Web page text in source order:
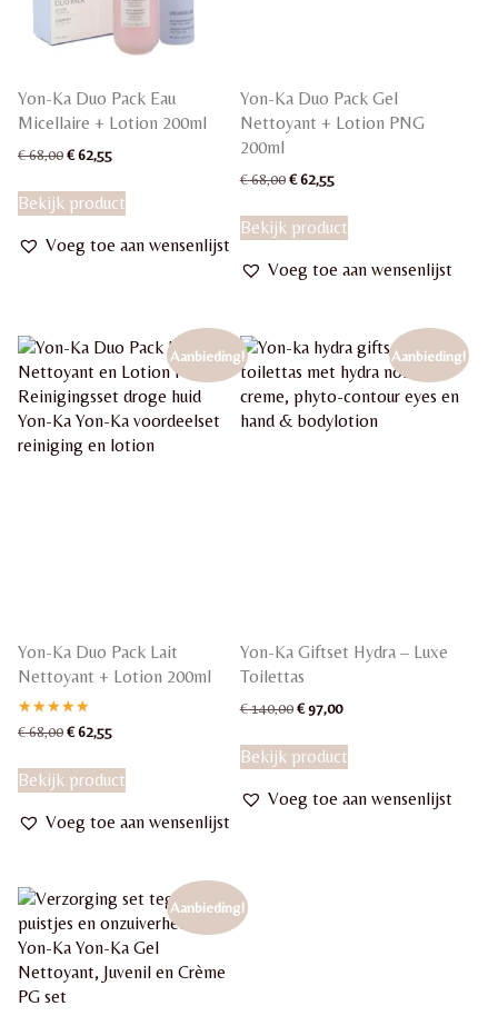
Yon-Ka Duo Pack Eau
Micellaire + Lotion 200ml
€68,00Oorspronkelijke
was:
€ 68,00.
€62,55Huidige
is:
€ 62,55.
Bekijk product
Voeg toe aan wensenlijst
Yon-Ka Duo Pack Gel
Nettoyant + Lotion PNG
200ml
€68,00 Oorspronkelijke
was:
€ 68,00.
€62,55Huidige
is:
€ 62,55.
Bekijk product
Voeg toe aan wensenlijst
Aanbieding!
Yon-Ka Duo Pack Lait
Nettoyant + Lotion 200ml
Gewaardeerd
€68,00Oorspronkelijke
was:
€ 68,00.
€62,55Huidige
is:
€ 62,55.
Bekijk product
Voeg toe aan wensenlijst
Aanbieding!
Yon-Ka Giftset Hydra – Luxe
Toilettas
€140,00 Oorspronkelijke
was:
€ 140,00.
€97,00Huidige
is:
€ 97,00.
Bekijk product
Voeg toe aan wensenlijst
Aanbieding!